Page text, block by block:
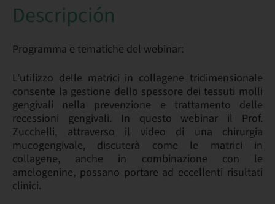
Descripción
Programma e tematiche del webinar:
L’utilizzo delle matrici in collagene tridimensionale
consente la gestione dello spessore dei tessuti molli
gengivali nella prevenzione e trattamento delle
recessioni gengivali. In questo webinar il Prof.
Zucchelli, attraverso il video di una chirurgia
mucogengivale, discuterà come le matrici in
collagene, anche in combinazione con le
amelogenine, possano portare ad eccellenti risultati
clinici.